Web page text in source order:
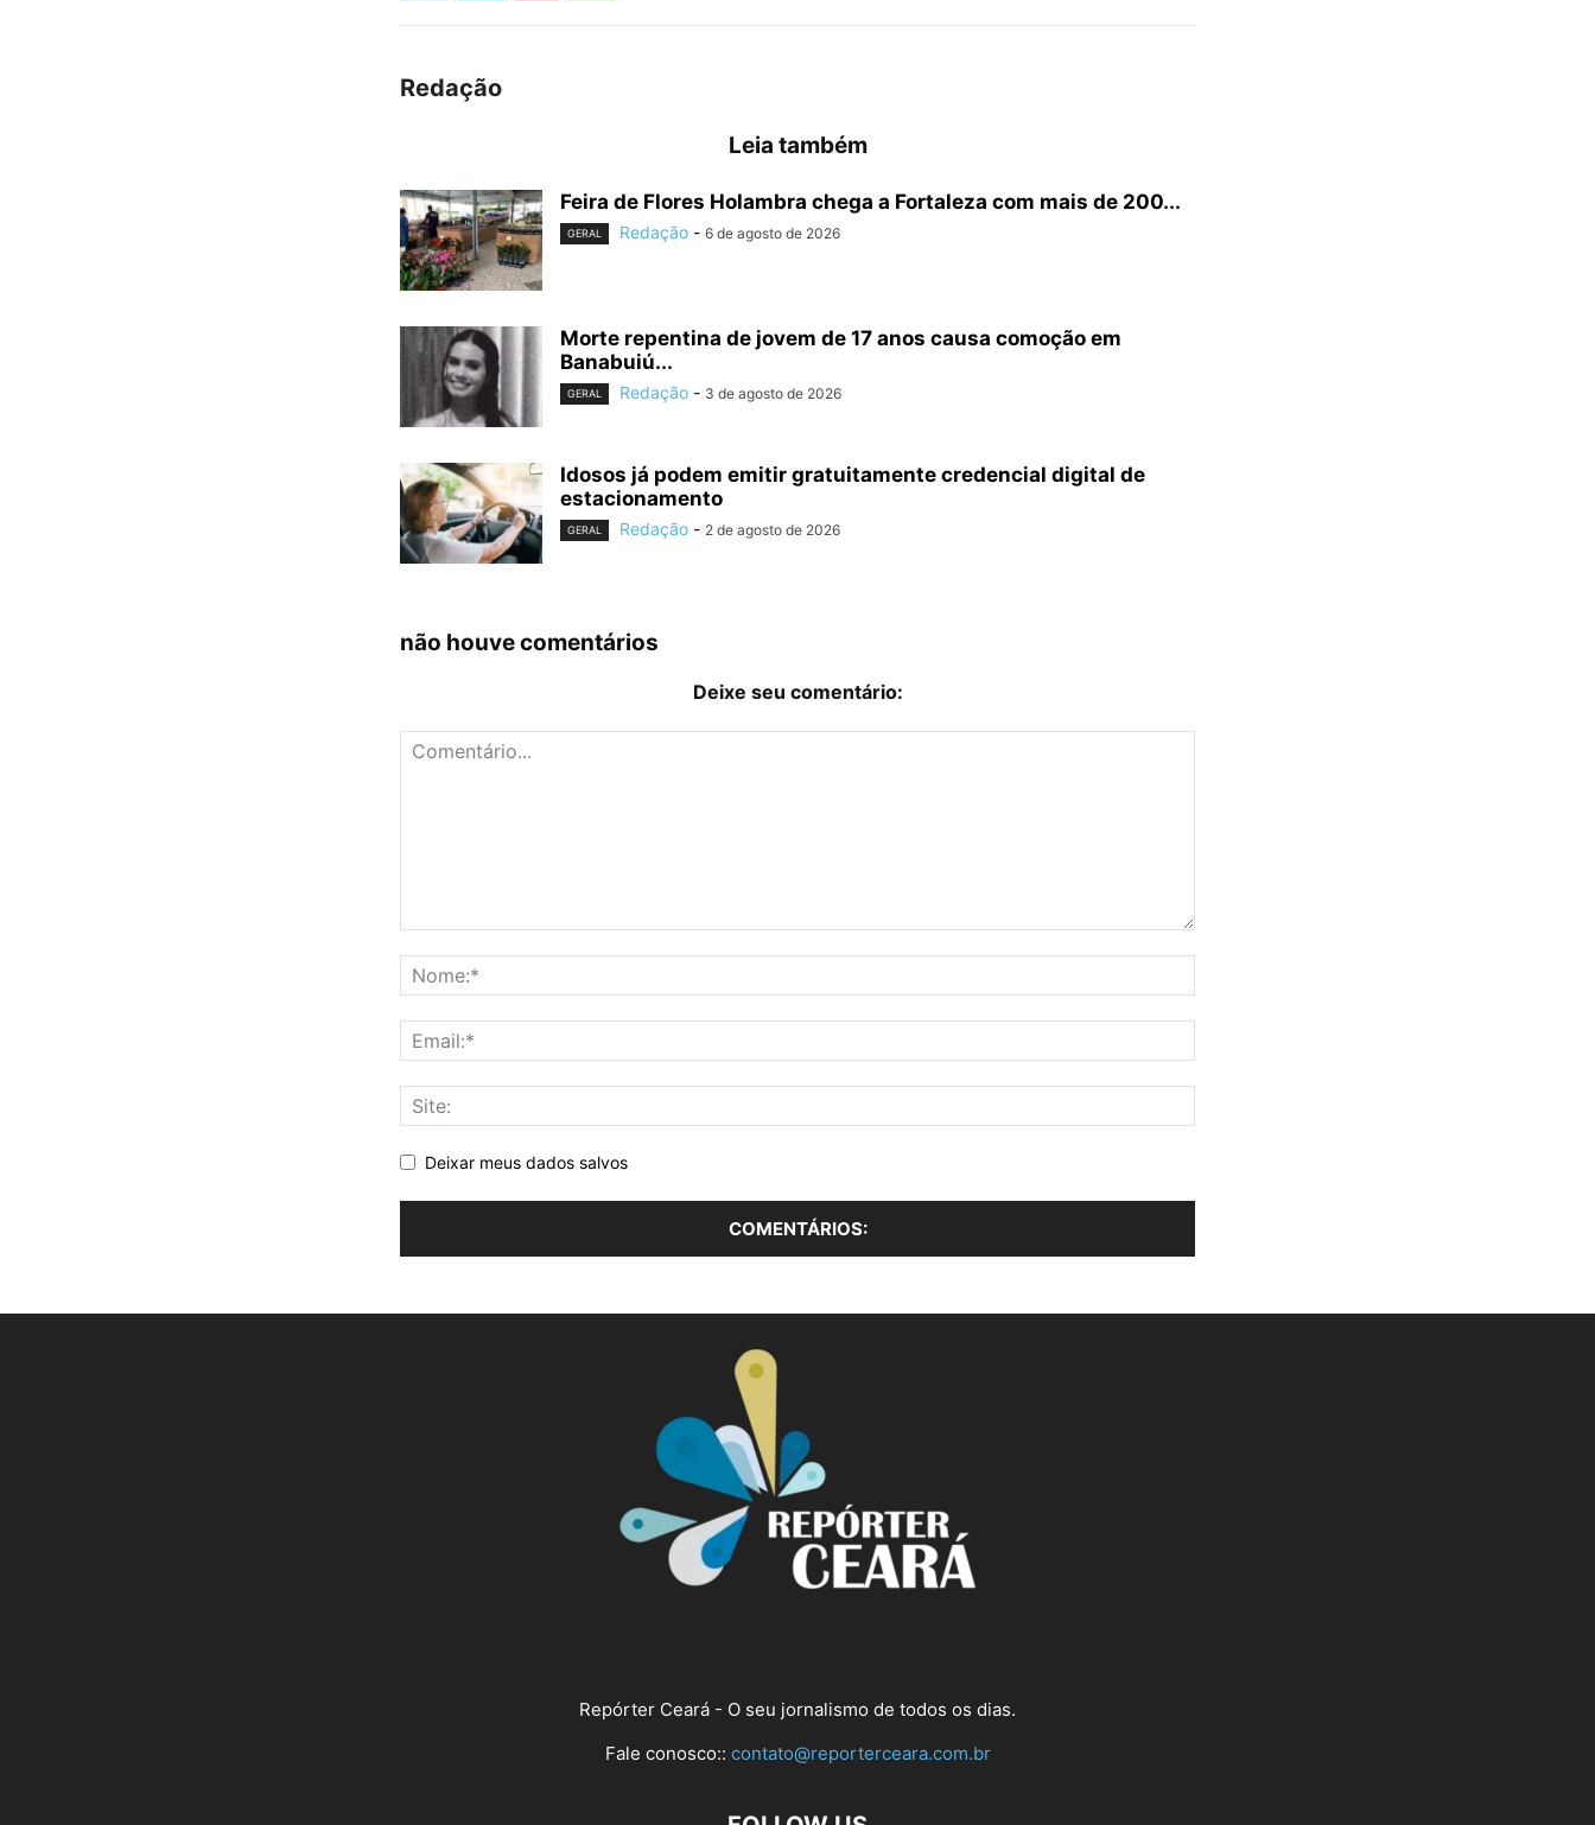
Redação
Leia também
Feira de Flores Holambra chega a Fortaleza com mais de 200...
GERAL Redação - 6 de agosto de 2026
Morte repentina de jovem de 17 anos causa comoção em
Banabuiú...
GERAL Redação - 3 de agosto de 2026
Idosos já podem emitir gratuitamente credencial digital de
estacionamento
GERAL Redação - 2 de agosto de 2026
não houve comentários
Deixe seu comentário:
Deixar meus dados salvos
Repórter Ceará - O seu jornalismo de todos os dias.
Fale conosco:: contato@reporterceara.com.br